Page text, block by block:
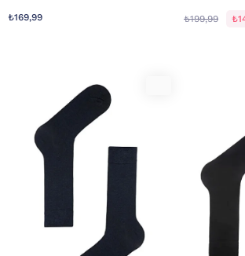
₺169,99 ₺199,99